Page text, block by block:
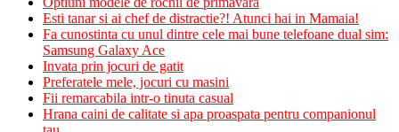
Esti tanar si ai chef de distractie?! Atunci hai in Mamaia!
Fa cunostinta cu unul dintre cele mai bune telefoane dual sim:
Samsung Galaxy Ace
Invata prin jocuri de gatit
Preferatele mele, jocuri cu masini
Fii remarcabila intr-o tinuta casual
Hrana caini de calitate si apa proaspata pentru companionul